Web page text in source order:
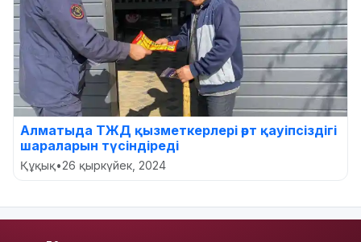
Алматыда ТЖД қызметкерлері өрт қауіпсіздігі
шараларын түсіндіреді
Құқық•26 қыркүйек, 2024